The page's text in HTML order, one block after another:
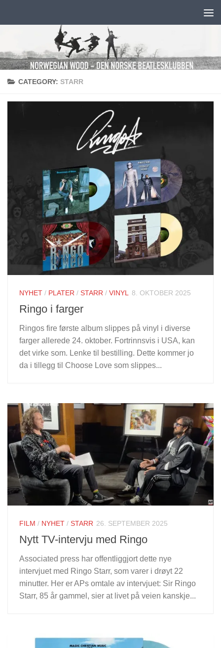
CATEGORY: STARR
NYHET / PLATER / STARR / VINYL 8. OKTOBER 2025
Ringo i farger
Ringos fire første album slippes på vinyl i diverse
farger allerede 24. oktober. Fortrinnsvis i USA, kan
det virke som. Lenke til bestilling. Dette kommer jo
da i tillegg til Choose Love som slippes...
FILM / NYHET / STARR 26. SEPTEMBER 2025
Nytt TV-intervju med Ringo
Associated press har offentliggjort dette nye
intervjuet med Ringo Starr, som varer i drøyt 22
minutter. Her er APs omtale av intervjuet: Sir Ringo
Starr, 85 år gammel, sier at livet på veien kanskje...